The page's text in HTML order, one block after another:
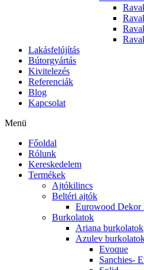
Lakásfelújítás
Bútorgyártás
Kivitelezés
Referenciák
Blog
Kapcsolat
Menü
Főoldal
Rólunk
Kereskedelem
Termékek
Ajtókilincs
Beltéri ajtók
Eurowood Dekor
Burkolatok
Ariana burkolatok
Azulev
Evoque
Sanchies-